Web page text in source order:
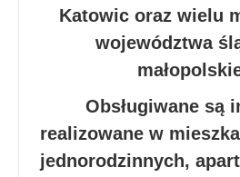
Katowic oraz wielu
województwa
Obsługiwane są
realizowane w
jednorodzinnych,